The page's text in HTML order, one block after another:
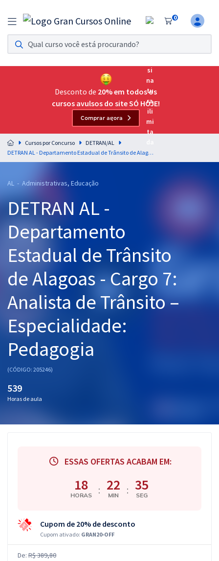
0
Assinatura Ilimitada 11
Acesso a todos os cursos. Teste grátis por 7 dias!
Assinatura OAB Até Passar
Acesso ilimitado a toda preparação para o Exame da
Residências Multiprofissionais
Preparação completa e intensiva para as principais
residências em saúde do Brasil
Cursos 20% OFF
Pós
Graduação
OAB
Mentorias
Questões grátis
Desconto de 20% em todos os
cursos avulsos do site SÓ HOJE!
Comprar agora
Cursos por Concurso
DETRAN/AL
DETRAN AL - Departamento Estadual de Trânsito de Alagoas - Cargo 7: Analista de Trânsito – Especialidade: Pedagogia
AL - Administrativas, Educação
DETRAN AL -
Departamento
Estadual de Trânsito
de Alagoas - Cargo 7:
Analista de Trânsito –
Especialidade:
Pedagogia
(CÓDIGO: 205246)
539
Horas de aula
ESSAS OFERTAS ACABAM EM:
18
HORAS : 22
MIN : 34
SEG
Cupom de 20% de desconto
Cupom ativado: GRAN20-OFF
De: R$ 389,80